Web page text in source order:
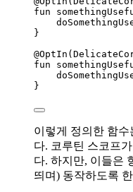
fun
}
fun
}
이렇게 정의한 함수
다. 코루틴 스코프
다. 하지만, 이들은
띄며) 동작하도록